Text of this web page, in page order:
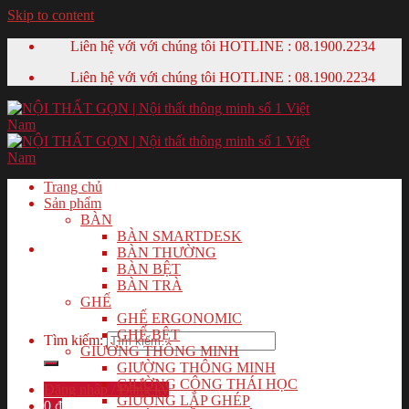
Skip to content
Liên hệ với với chúng tôi HOTLINE : 08.1900.2234
Liên hệ với với chúng tôi HOTLINE : 08.1900.2234
Tìm kiếm:
Đăng nhập / Đăng ký
0 ₫
Trang chủ
Sản phẩm
BÀN
BÀN SMARTDESK
BÀN THƯỜNG
BÀN BỆT
BÀN TRÀ
GHẾ
GHẾ ERGONOMIC
GHẾ BỆT
GIƯỜNG THÔNG MINH
GIƯỜNG THÔNG MINH
GIƯỜNG CÔNG THÁI HỌC
GIƯỜNG LẮP GHÉP